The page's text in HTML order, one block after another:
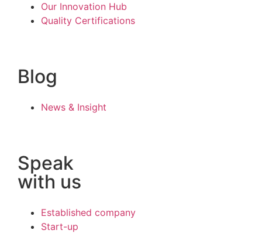
Our Innovation Hub
Quality Certifications
Blog
News & Insight
Speak
with us
Established company
Start-up